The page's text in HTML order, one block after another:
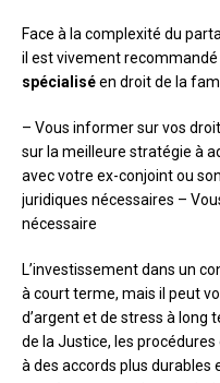
Face à la complexité du
il est vivement
spécialiséen droit de la
– Vous informer sur vos
sur la meilleure stratégie à
avec votre ex-conjoint ou
juridiques nécessaires –
nécessaire
L’investissement dans un
à court terme, mais il peut
d’argent et de stress à long
de la Justice, les
à des accords plus durables